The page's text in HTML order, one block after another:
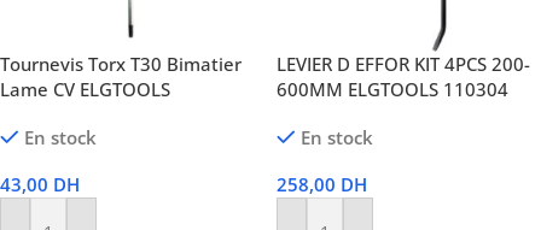
Tournevis Torx T30 Bimatier
Lame CV ELGTOOLS
En stock
43,00 DH
LEVIER D EFFOR KIT 4PCS 200-
600MM ELGTOOLS 110304
En stock
258,00 DH